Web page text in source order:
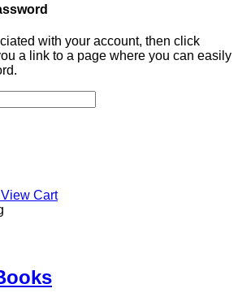
with your account, then click
a link to a page where you can easily
Cart